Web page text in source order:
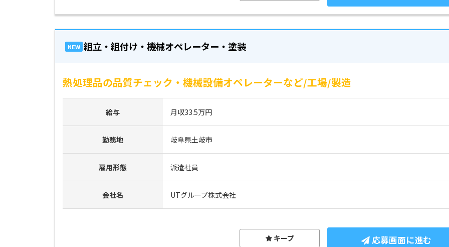
NEW 組立・組付け・機械オペレーター・塗装
熱処理品の品質チェック・機械設備オペレーターなど/工場/製造
給与 月収33.5万円
勤務地 岐阜県土岐市
雇用形態 派遣社員
会社名 UTグループ株式会社
応募画面に進む
キープ